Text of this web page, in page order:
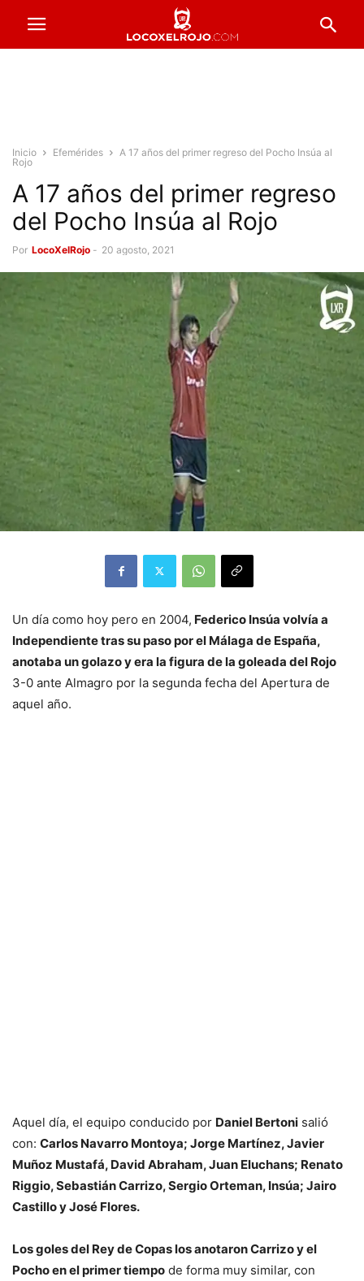
Inicio Efemérides
A 17 años del primer regreso del Pocho Insúa al
Rojo
A 17 años del primer regreso
del Pocho Insúa al Rojo
Por LocoXelRojo - 20 agosto, 2021
Un día como hoy pero en 2004, Federico Insúa volvía a
Independiente tras su paso por el Málaga de España,
anotaba un golazo y era la figura de la goleada del Rojo
3-0 ante Almagro por la segunda fecha del Apertura de
aquel año.
Aquel día, el equipo conducido por Daniel Bertoni salió
con: Carlos Navarro Montoya; Jorge Martínez, Javier
Muñoz Mustafá, David Abraham, Juan Eluchans; Renato
Riggio, Sebastián Carrizo, Sergio Orteman, Insúa; Jairo
Castillo y José Flores.
Los goles del Rey de Copas los anotaron Carrizo y el
Pocho en el primer tiempo de forma muy similar, con